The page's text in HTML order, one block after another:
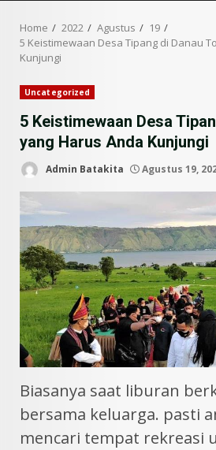
Home 2022 Agustus
19
5 Keistimewaan Desa Tipang di Danau
Kunjungi
Uncategorized
5 Keistimewaan Desa
yang Harus Anda Kunjungi
Admin Batakita Agustus 19,
Biasanya saat liburan
bersama keluarga. pasti
mencari tempat rekreasi